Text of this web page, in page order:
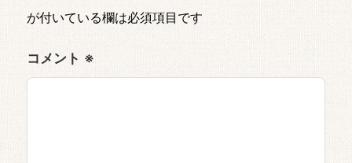
が付いている欄は必須項目です
コメント ※